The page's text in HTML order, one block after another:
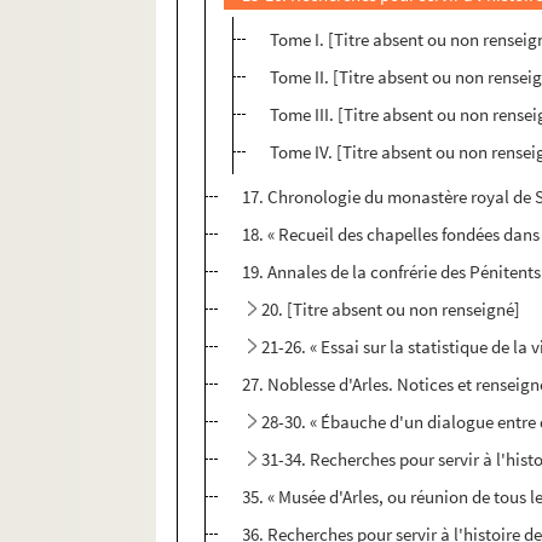
Tome I. [Titre absent ou non
Tome II. [Titre absent ou non
Tome III. [Titre absent ou non
Tome IV. [Titre absent ou non
17. Chronologie du monastère royal de
18. « Recueil des chapelles fondées
19. Annales de la confrérie des
20. [Titre absent ou non renseigné]
21-26. « Essai sur la statistique de la
27. Noblesse d'Arles. Notices et
28-30. « Ébauche d'un dialogue
31-34. Recherches pour servir à
35. « Musée d'Arles, ou réunion de
36. Recherches pour servir à l'histoire